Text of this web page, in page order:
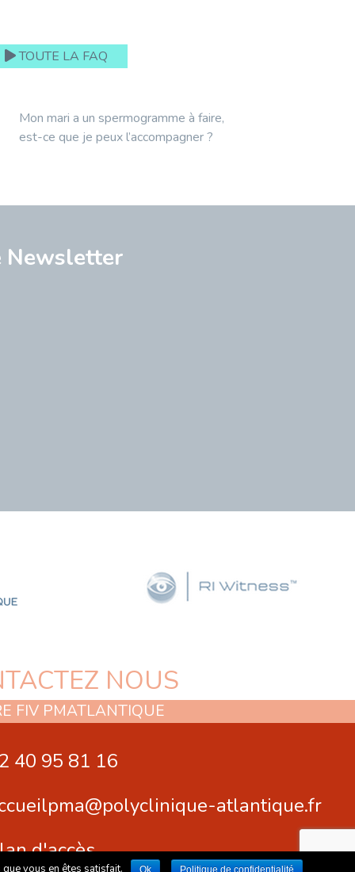
TOUTE LA FAQ
Mon mari a un spermogramme à faire,
est-ce que je peux l’accompagner ?
Newsletter
NOUS
FIV PMATLANTIQUE
40 95 81 16
atlantique.fr
d'accès
vous en êtes satisfait. Ok Politique de confidentialité